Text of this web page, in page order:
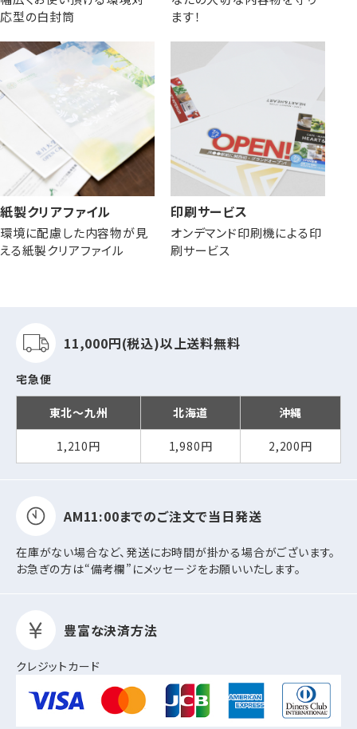
応型の白封筒
ます！
紙製クリアファイル
環境に配慮した内容物が見
える紙製クリアファイル
印刷サービス
オンデマンド印刷機による印
刷サービス
11,000円(税込)以上送料無料
宅急便
東北～九州 北海道 沖縄
1,210円 1,980円 2,200円
AM11:00までのご注文で当日発送
在庫がない場合など、発送にお時間が掛かる場合がございます。
お急ぎの方は“備考欄”にメッセージをお願いいたします。
豊富な決済方法
クレジットカード